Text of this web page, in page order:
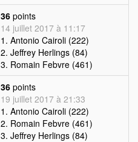
36 points
14 juillet 2017 à 11:17
1. Antonio Cairoli (222)
2. Jeffrey Herlings (84)
3. Romain Febvre (461)
36 points
19 juillet 2017 à 21:33
1. Antonio Cairoli (222)
2. Romain Febvre (461)
3. Jeffrey Herlings (84)